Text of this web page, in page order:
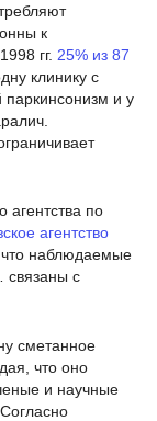
к
гг. 25% из 87
клинику с
и у
агентства по
агентство
наблюдаемые
связаны с
сметанное
что оно
и научные